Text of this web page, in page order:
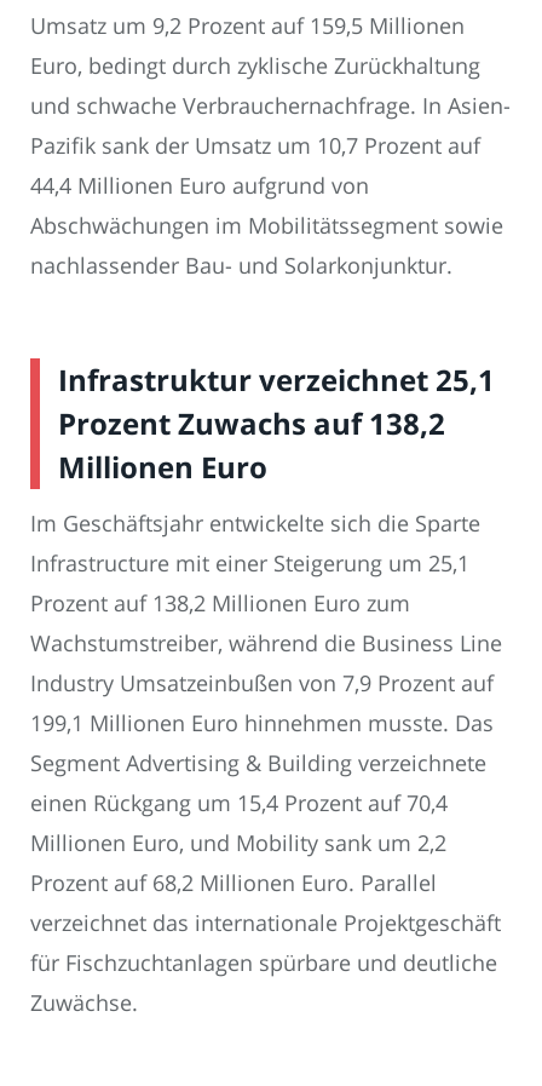
Umsatz um 9,2 Prozent auf 159,5 Millionen
Euro, bedingt durch zyklische Zurückhaltung
und schwache Verbrauchernachfrage. In Asien-
Pazifik sank der Umsatz um 10,7 Prozent auf
44,4 Millionen Euro aufgrund von
Abschwächungen im Mobilitätssegment sowie
nachlassender Bau- und Solarkonjunktur.
Infrastruktur verzeichnet 25,1
Prozent Zuwachs auf 138,2
Millionen Euro
Im Geschäftsjahr entwickelte sich die Sparte
Infrastructure mit einer Steigerung um 25,1
Prozent auf 138,2 Millionen Euro zum
Wachstumstreiber, während die Business Line
Industry Umsatzeinbußen von 7,9 Prozent auf
199,1 Millionen Euro hinnehmen musste. Das
Segment Advertising & Building verzeichnete
einen Rückgang um 15,4 Prozent auf 70,4
Millionen Euro, und Mobility sank um 2,2
Prozent auf 68,2 Millionen Euro. Parallel
verzeichnet das internationale Projektgeschäft
für Fischzuchtanlagen spürbare und deutliche
Zuwächse.